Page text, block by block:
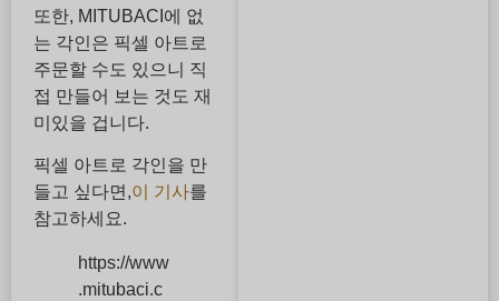
또한, MITUBACI에 없
는 각인은 픽셀 아트로
주문할 수도 있으니 직
접 만들어 보는 것도 재
미있을 겁니다.
픽셀 아트로 각인을 만
들고 싶다면,이 기사를
참고하세요.
https://www
.mitubaci.c